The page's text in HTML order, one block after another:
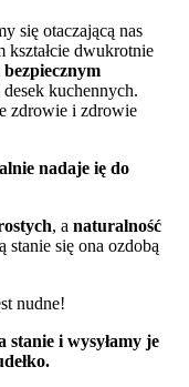
się otaczającą nas
dwukrotnie
kuchennych.
zdrowie i zdrowie
nadaje ię do
, a naturalność
stanie się ona ozdobą
nudne!
stanie i wysyłamy je